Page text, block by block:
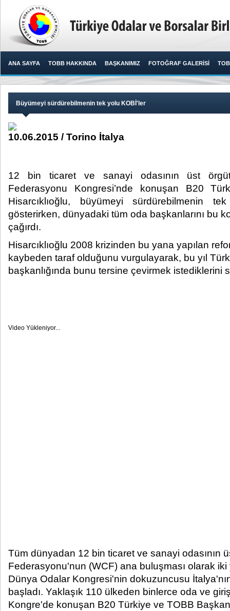
ANA SAYFA TOBB HAKKINDA BAŞKANIMIZ FOTOĞRAF GALERİSİ
Büyümeyi sürdürebilmenin tek yolu KOBİ'ler
10.06.2015 / Torino İtalya
12 bin ticaret ve sanayi odasının üst
Federasyonu Kongresi’nde konuşan B20
Hisarcıklıoğlu, büyümeyi sürdürebilmenin
gösterirken, dünyadaki tüm oda başkanlarını bu
çağırdı.​
Hisarcıklıoğlu 2008 krizinden bu yana yapılan
kaybeden taraf olduğunu vurgulayarak, bu yıl
başkanlığında bunu tersine çevirmek istediklerini
Video Yükleniyor...
Tüm dünyadan 12 bin ticaret ve sanayi odasının
Federasyonu'nun (WCF) ana buluşması olarak iki
Dünya Odalar Kongresi'nin dokuzuncusu
başladı. Yaklaşık 110 ülkeden binlerce oda ve
Kongre'de konuşan B20 Türkiye ve TOBB